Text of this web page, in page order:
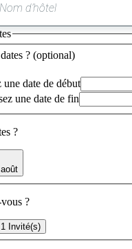
suggestion
trouvée
? (optional)
une date de début
une date de fin
?
?
Invité(s)